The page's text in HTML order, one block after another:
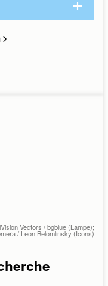
Vectors / bgblue (Lampe);
/ Leon Belomlinsky (Icons)